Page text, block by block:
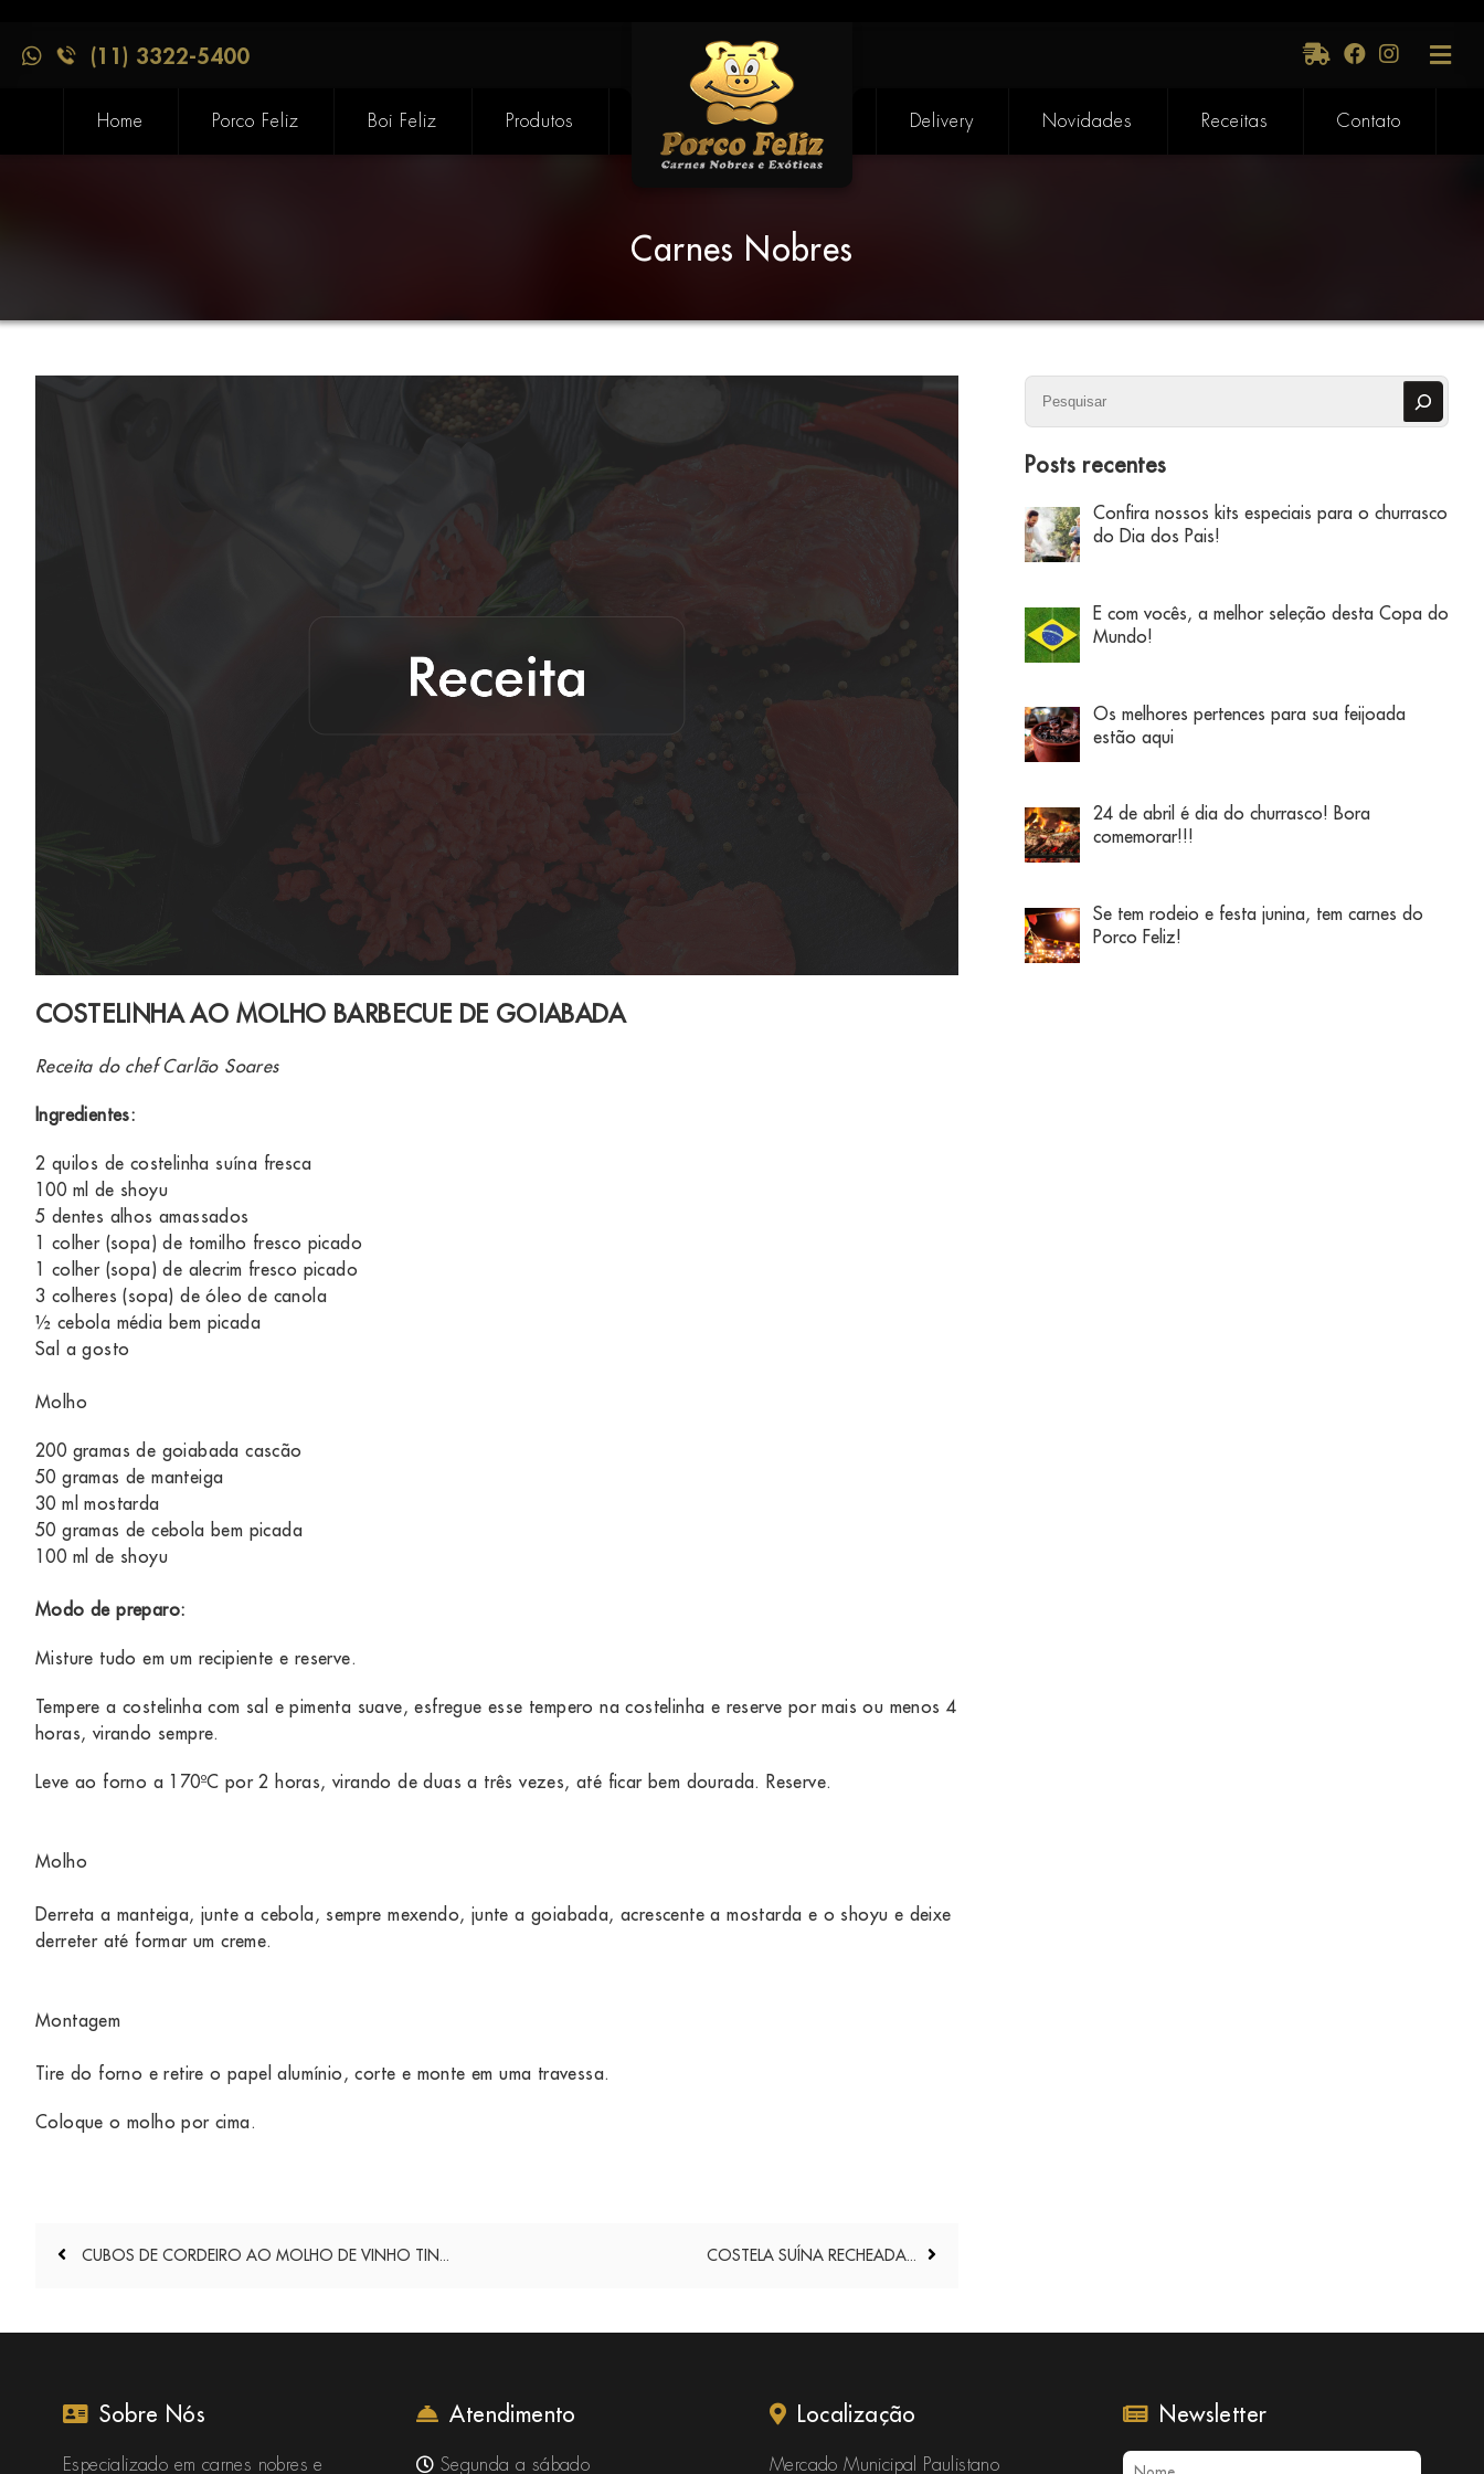
(11) 3322-5400
Produtos
Boi Feliz
Porco Feliz
Home Delivery Novidades Receitas Contato
Carnes Nobres
COSTELINHA AO MOLHO BARBECUE DE GOIABADA
Receita do chef Carlão Soares
Ingredientes:
2 quilos de costelinha suína fresca
100 ml de shoyu
5 dentes alhos amassados
1 colher (sopa) de tomilho fresco picado
1 colher (sopa) de alecrim fresco picado
3 colheres (sopa) de óleo de canola
½ cebola média bem picada
Sal a gosto
Molho
200 gramas de goiabada cascão
50 gramas de manteiga
30 ml mostarda
50 gramas de cebola bem picada
100 ml de shoyu
Modo de preparo:
Misture tudo em um recipiente e reserve.
Tempere a costelinha com sal e pimenta suave, esfregue esse tempero na costelinha e reserve por mais ou menos 4
horas, virando sempre.
Leve ao forno a 170ºC por 2 horas, virando de duas a três vezes, até ficar bem dourada. Reserve.
Molho
Derreta a manteiga, junte a cebola, sempre mexendo, junte a goiabada, acrescente a mostarda e o shoyu e deixe
derreter até formar um creme.
Montagem
Tire do forno e retire o papel alumínio, corte e monte em uma travessa.
Coloque o molho por cima.
CUBOS DE CORDEIRO AO MOLHO DE VINHO TIN... COSTELA SUÍNA RECHEADA...
Pesquisar
Posts recentes
Confira nossos kits especiais para o churrasco
do Dia dos Pais!
E com vocês, a melhor seleção desta Copa do
Mundo!
Os melhores pertences para sua feijoada
estão aqui
24 de abril é dia do churrasco! Bora
comemorar!!!
Se tem rodeio e festa junina, tem carnes do
Porco Feliz!
Sobre Nós
Especializado em carnes nobres e
Atendimento
Segunda a sábado
Localização
Mercado Municipal Paulistano
Newsletter